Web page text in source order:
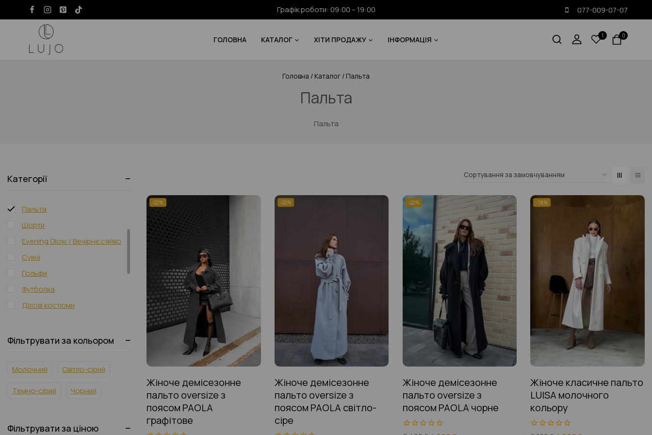
Графік роботи: 09:00 – 19:00 077-009-07-07
ГОЛОВНА КАТАЛОГ ХІТИ ПРОДАЖУ ІНФОРМАЦІЯ 1 0
Головна / Каталог / Пальта
Пальта
Пальта
-22%
Жіноче демісезонне
пальто oversize з
поясом PAOLA
графітове
-22%
Жіноче демісезонне
пальто oversize з
поясом PAOLA світло-
сіре
-22%
Жіноче демісезонне
пальто oversize з
поясом PAOLA чорне
-18%
Жіноче класичне пальто
LUISA молочного
кольору
Категорії
Костюми
Пальта
Шорти
Evening Glow / Вечірнє сяйво
Сукні
Гольфи
Футболка
Ділові костюми
Піджаки
Брюки
Фільтрувати за кольором
Молочний Світло-сірий
Темно-сірий Чорний
Фільтрувати за ціною